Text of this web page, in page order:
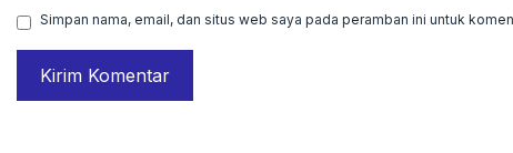
Simpan nama, email, dan situs web saya pada peramban ini untuk